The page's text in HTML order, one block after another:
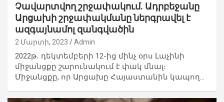
Չավարտվող շրջափակում. Ադրբեջանը
Արցախի շրջափակմանը ներգրավել է
ազգայնամոլ զանգվածին
2 Մարտի, 2023 Admin
2022թ․ դեկտեմբերի 12-ից մինչ օրս Լաչինի
միջանցքը շարունակում է փակ մնալ։
Միջանցքը, որ Արցախը Հայաստանին կապող…